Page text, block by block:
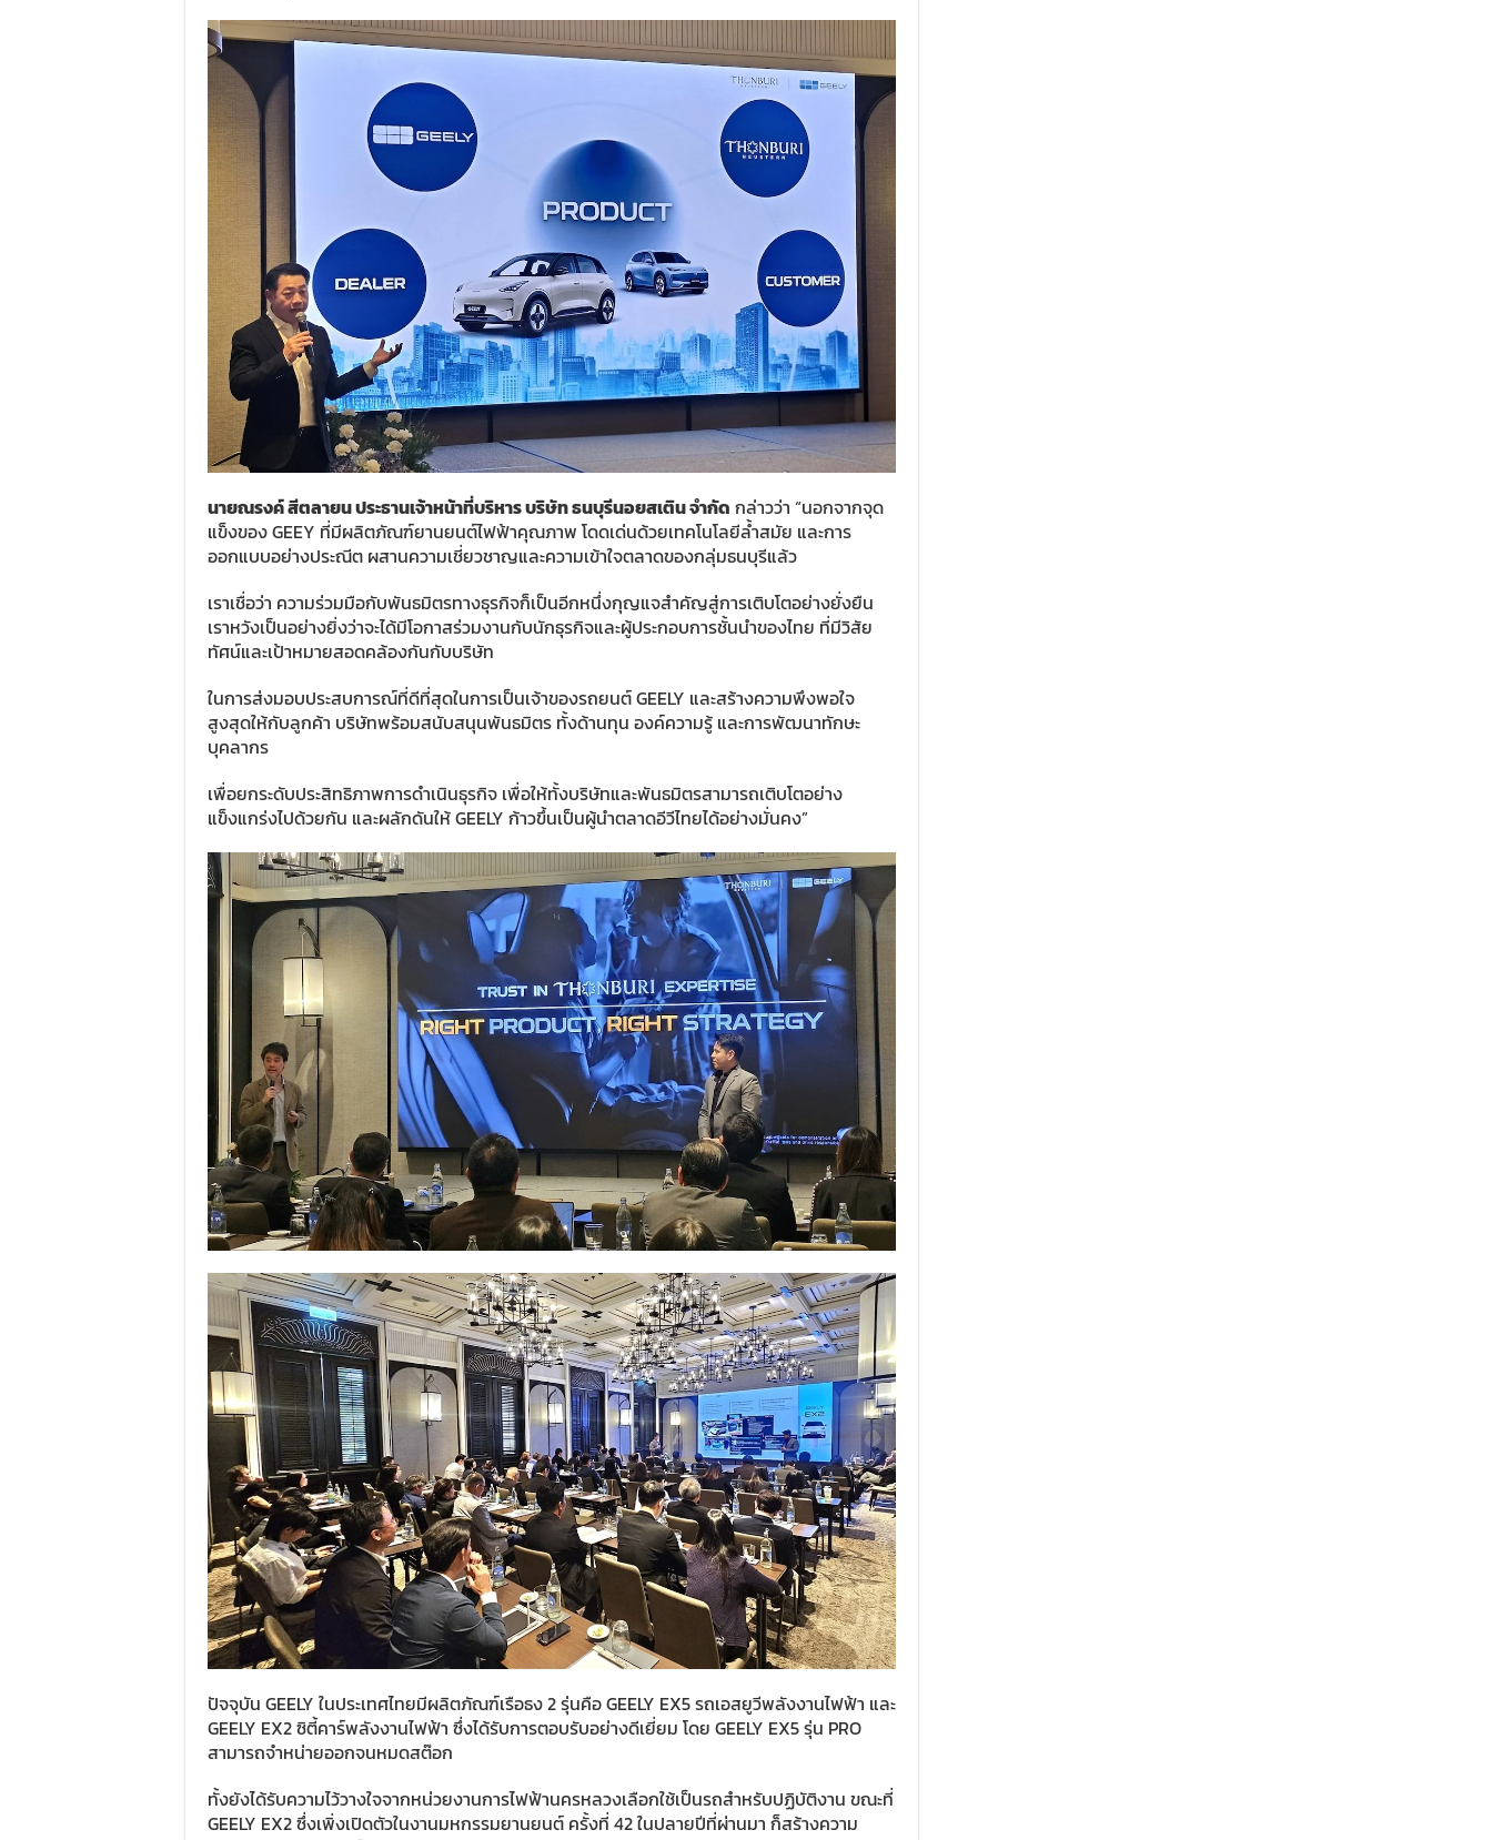
นายณรงค์ สีตลายน ประธานเจ้าหน้าที่บริหาร บริษัท ธนบุรีนอยสเติน จำกัด กล่าวว่า “นอกจากจุด
แข็งของ GEEY ที่มีผลิตภัณฑ์ยานยนต์ไฟฟ้าคุณภาพ โดดเด่นด้วยเทคโนโลยีล้ำสมัย และการ
ออกแบบอย่างประณีต ผสานความเชี่ยวชาญและความเข้าใจตลาดของกลุ่มธนบุรีแล้ว
เราเชื่อว่า ความร่วมมือกับพันธมิตรทางธุรกิจก็เป็นอีกหนึ่งกุญแจสำคัญสู่การเติบโตอย่างยั่งยืน
เราหวังเป็นอย่างยิ่งว่าจะได้มีโอกาสร่วมงานกับนักธุรกิจและผู้ประกอบการชั้นนำของไทย ที่มีวิสัย
ทัศน์และเป้าหมายสอดคล้องกันกับบริษัท
ในการส่งมอบประสบการณ์ที่ดีที่สุดในการเป็นเจ้าของรถยนต์ GEELY และสร้างความพึงพอใจ
สูงสุดให้กับลูกค้า บริษัทพร้อมสนับสนุนพันธมิตร ทั้งด้านทุน องค์ความรู้ และการพัฒนาทักษะ
บุคลากร
เพื่อยกระดับประสิทธิภาพการดำเนินธุรกิจ เพื่อให้ทั้งบริษัทและพันธมิตรสามารถเติบโตอย่าง
แข็งแกร่งไปด้วยกัน และผลักดันให้ GEELY ก้าวขึ้นเป็นผู้นำตลาดอีวีไทยได้อย่างมั่นคง”
ปัจจุบัน GEELY ในประเทศไทยมีผลิตภัณฑ์เรือธง 2 รุ่นคือ GEELY EX5 รถเอสยูวีพลังงานไฟฟ้า และ
GEELY EX2 ซิตี้คาร์พลังงานไฟฟ้า ซึ่งได้รับการตอบรับอย่างดีเยี่ยม โดย GEELY EX5 รุ่น PRO
สามารถจำหน่ายออกจนหมดสต๊อก
ทั้งยังได้รับความไว้วางใจจากหน่วยงานการไฟฟ้านครหลวงเลือกใช้เป็นรถสำหรับปฏิบัติงาน ขณะที่
GEELY EX2 ซึ่งเพิ่งเปิดตัวในงานมหกรรมยานยนต์ ครั้งที่ 42 ในปลายปีที่ผ่านมา ก็สร้างความ